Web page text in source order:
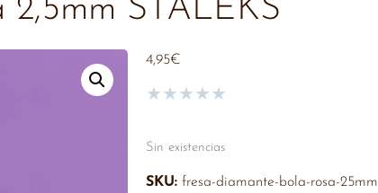
2,5mm STALEKS
4,95€
★★★★★
Sin existencias
SKU: fresa-diamante-bola-rosa-25mm